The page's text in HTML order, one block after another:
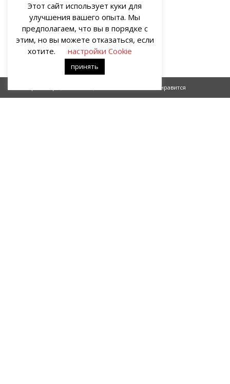
Что мне нравится
Этот сайт использует куки для
улучшения вашего опыта. Мы
предполагаем, что вы в порядке с
этим, но вы можете отказаться, если
хотите.
настройки Cookie
принять